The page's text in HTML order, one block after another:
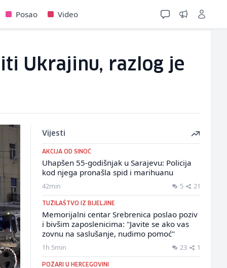
Posao Video
Ukrajinu, razlog je
Vijesti
AKCIJA OD SINOĆ
Uhapšen 55-godišnjak u Sarajevu: Policija
kod njega pronašla spid i marihuanu
42min 5 21
TUŽILAŠTVO IZ BIJELJINE
Memorijalni centar Srebrenica poslao poziv
i bivšim zaposlenicima: "Javite se ako vas
zovnu na saslušanje, nudimo pomoć"
1h 5min 23 1
POŽARI U HERCEGOVINI